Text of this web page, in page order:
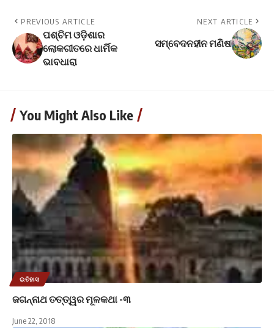
PREVIOUS ARTICLE
ପଶ୍ଚିମ ଓଡ଼ିଶାର
ଲୋକଗୀତରେ ଧାର୍ମିକ
ଭାବଧାରା
NEXT ARTICLE
ସମ୍ବେଦନହୀନ ମଣିଷ
You Might Also Like
ଇତିହାସ
ଜଗନ୍ନାଥ ତତ୍ତ୍ୱର ମୂଳକଥା -୩
June 22, 2018